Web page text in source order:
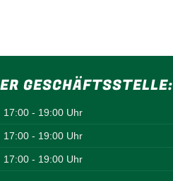
GESCHÄFTSSTELLE:
17:00 - 19:00 Uhr
17:00 - 19:00 Uhr
17:00 - 19:00 Uhr